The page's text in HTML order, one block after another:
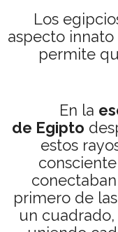
Los
aspecto
permite
En la
de Egipto
estos
primero de
un